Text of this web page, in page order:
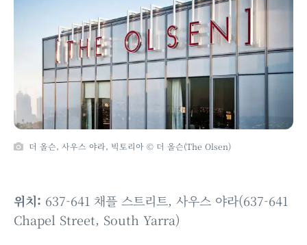
더 올슨, 사우스 야라, 빅토리아 © 더 올슨(The Olsen)
위치: 637-641 채플 스트리트, 사우스 야라(637-641
Chapel Street, South Yarra)